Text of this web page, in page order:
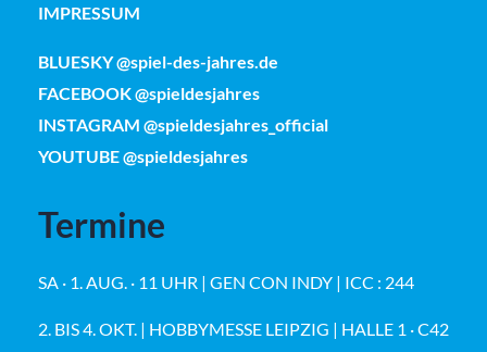
IMPRESSUM
BLUESKY @spiel-des-jahres.de
FACEBOOK @spieldesjahres
INSTAGRAM @spieldesjahres_official
YOUTUBE @spieldesjahres
Termine
SA · 1. AUG. · 11 UHR | GEN CON INDY | ICC : 244
2. BIS 4. OKT. | HOBBYMESSE LEIPZIG | HALLE 1 · C42